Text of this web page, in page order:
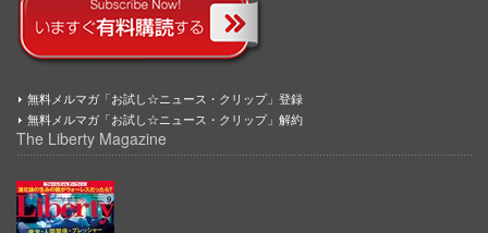
無料メルマガ「お試し☆ニュース・クリップ」登録
無料メルマガ「お試し☆ニュース・クリップ」解約
The Liberty Magazine